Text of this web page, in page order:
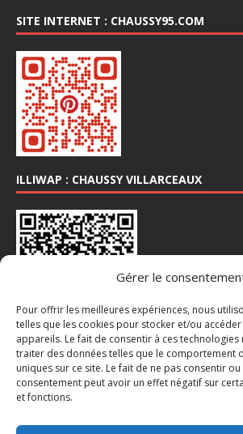
Gérer le
Pour offrir les meilleures expériences, nous
telles que les cookies pour stocker et/ou
appareils. Le fait de consentir à ces
traiter des données telles que le comportement
uniques sur ce site. Le fait de ne pas consentir
consentement peut avoir un effet négatif sur
et fonctions.
SITE INTERNET : CHAUSSY95.COM
ILLIWAP : CHAUSSY VILLARCEAUX
INSTA : @CHAUSSY_VILLARCEAUX